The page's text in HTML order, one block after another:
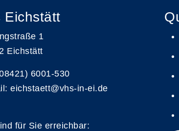
Eichstätt
1
Eichstätt
6001-530
eichstaett@vhs-in-ei.de
für Sie erreichbar: